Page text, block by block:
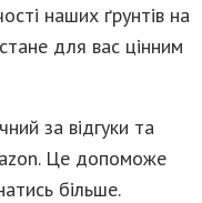
наших ґрунтів на
для вас цінним
за відгуки та
Це допоможе
більше.